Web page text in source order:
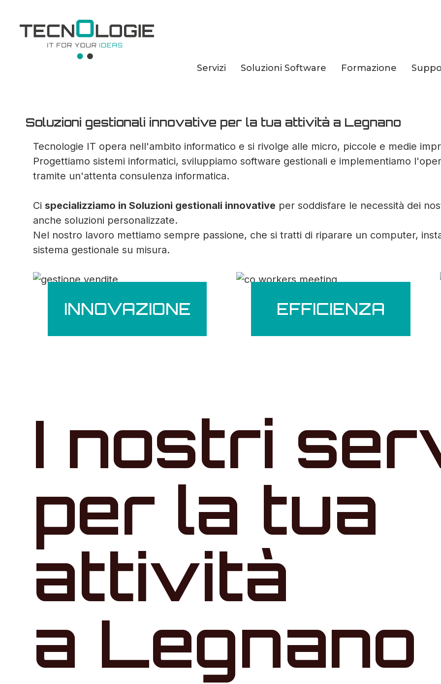
Servizi Soluzioni Software Formazione
Soluzioni gestionali innovative per la tua attività a Legnano
Tecnologie IT opera nell'ambito informatico e si rivolge alle micro, piccole e medie
Progettiamo sistemi informatici, sviluppiamo software gestionali e implementiamo
tramite un'attenta consulenza informatica.
Ci specializziamo in Soluzioni gestionali innovative per soddisfare le necessità dei
anche soluzioni personalizzate.
Nel nostro lavoro mettiamo sempre passione, che si tratti di riparare un computer,
sistema gestionale su misura.
INNOVAZIONE EFFICIENZA
I nostri
per la tua
attività
a Legnano